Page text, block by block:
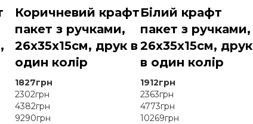
Коричневий крафт
пакет з ручками,
26x35x15см, друк в
один колір
Білий крафт
пакет з ручками,
26x35x15см, друк
в один колір
1827грн 1912грн
2302грн 2363грн
4382грн 4773грн
9290грн 10269грн